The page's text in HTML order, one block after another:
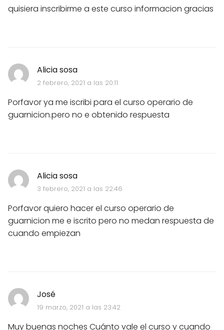
quisiera inscribirme a este curso informacion gracias
Alicia sosa
2 febrero, 2021 a las 20:11
Porfavor ya me iscribi para el curso operario de
guarnicion.pero no e obtenido respuesta
Alicia sosa
3 febrero, 2021 a las 22:46
Porfavor quiero hacer el curso operario de
guarnicion me e iscrito pero no medan respuesta de
cuando empiezan
José
19 marzo, 2021 a las 23:42
Muy buenas noches Cuánto vale el curso y cuando